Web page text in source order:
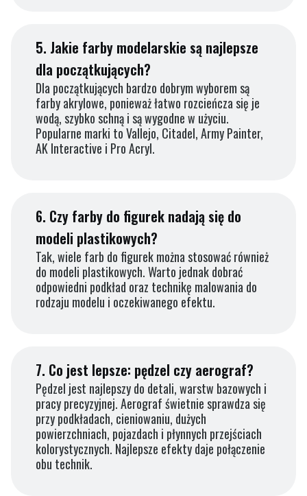
5. Jakie farby modelarskie są najlepsze
dla początkujących?
Dla początkujących bardzo dobrym wyborem są
farby akrylowe, ponieważ łatwo rozcieńcza się je
wodą, szybko schną i są wygodne w użyciu.
Popularne marki to Vallejo, Citadel, Army Painter,
AK Interactive i Pro Acryl.
6. Czy farby do figurek nadają się do
modeli plastikowych?
Tak, wiele farb do figurek można stosować również
do modeli plastikowych. Warto jednak dobrać
odpowiedni podkład oraz technikę malowania do
rodzaju modelu i oczekiwanego efektu.
7. Co jest lepsze: pędzel czy aerograf?
Pędzel jest najlepszy do detali, warstw bazowych i
pracy precyzyjnej. Aerograf świetnie sprawdza się
przy podkładach, cieniowaniu, dużych
powierzchniach, pojazdach i płynnych przejściach
kolorystycznych. Najlepsze efekty daje połączenie
obu technik.